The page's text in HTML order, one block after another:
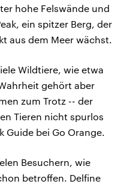
hohe Felswände und
ein spitzer Berg, der
aus dem Meer wächst.
Wildtiere, wie etwa
gehört aber
zum Trotz -- der
Tieren nicht spurlos
Guide bei Go Orange.
Besuchern, wie
betroffen. Delfine